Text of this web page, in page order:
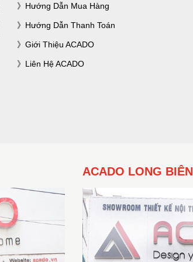
Hướng Dẫn Mua Hàng
Hướng Dẫn Thanh Toán
Giới Thiệu ACADO
Liên Hệ ACADO
ACADO LONG BIÊN